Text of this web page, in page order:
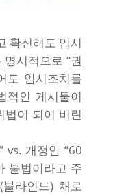
확신해도 임시
시적으로 “권
도 임시조치를
적인 게시물이
법이 되어 버린
vs. 개정안 “60
불법이라고 주
라인드) 채로